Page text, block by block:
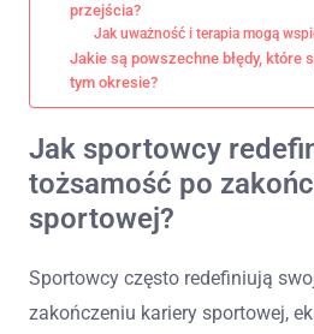
przejścia?
Jak uważność i terapia mogą
Jakie są powszechne błędy, które
tym okresie?
Jak sportowcy
tożsamość po
sportowej?
Sportowcy często redefiniują
zakończeniu kariery sportowej,